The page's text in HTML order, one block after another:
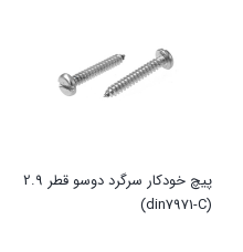
پیچ خودکار سرگرد دوسو قطر 2.9
(din7971-C)